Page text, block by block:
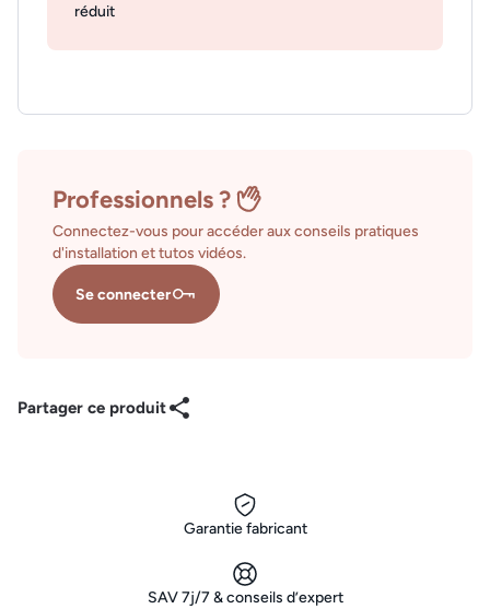
réduit
Professionnels ?
Connectez-vous pour accéder aux conseils pratiques
d'installation et tutos vidéos.
Se connecter
Partager ce produit
Garantie fabricant
SAV 7j/7 & conseils d’expert